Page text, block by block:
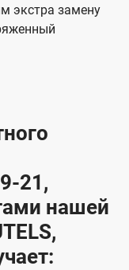
экстра замену
21,
нашей